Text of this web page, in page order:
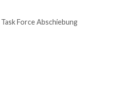
Task Force Abschiebung